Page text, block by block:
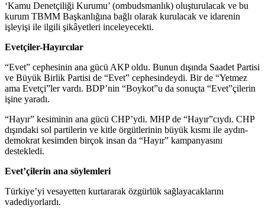
‘Kamu Denetçiliği Kurumu’ (ombudsmanlık) oluşturulacak ve bu
kurum TBMM Başkanlığına bağlı olarak kurulacak ve idarenin
işleyişi ile ilgili şikâyetleri inceleyecekti.
Evetçiler-Hayırcılar
“Evet” cephesinin ana gücü AKP oldu. Bunun dışında Saadet Partisi
ve Büyük Birlik Partisi de “Evet” cephesindeydi. Bir de “Yetmez
ama Evetçi”ler vardı. BDP’nin “Boykot”u da sonuçta “Evet”çilerin
işine yaradı.
“Hayır” kesiminin ana gücü CHP’ydi. MHP de “Hayır”cıydı. CHP
dışındaki sol partilerin ve kitle örgütlerinin büyük kısmı ile aydın-
demokrat kesimden birçok insan da “Hayır” kampanyasını
destekledi.
Evet’çilerin ana söylemleri
Türkiye’yi vesayetten kurtararak özgürlük sağlayacaklarını
vadediyorlardı.